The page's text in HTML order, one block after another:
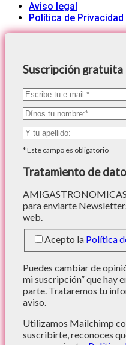
Aviso legal
Política de Privacidad
Suscripción
*Este campo es obligatorio
Tratamiento de
para enviarte
web.
Acepto la Política
Puedes cambiar de
mi suscripción” que hay
parte. Trataremos tu
aviso.
Utilizamos Mailchimp
suscribirte, reconoces